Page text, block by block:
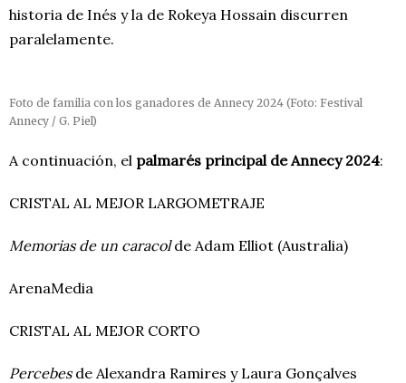
historia de Inés y la de Rokeya Hossain discurren
paralelamente.
Foto de familia con los ganadores de Annecy 2024 (Foto: Festival
Annecy / G. Piel)
A continuación, el palmarés principal de Annecy 2024:
CRISTAL AL MEJOR LARGOMETRAJE
Memorias de un caracolde Adam Elliot (Australia)
ArenaMedia
CRISTAL AL MEJOR CORTO
Percebesde Alexandra Ramires y Laura Gonçalves